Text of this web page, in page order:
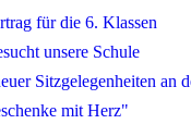
für die 6. Klassen
unsere Schule
Sitzgelegenheiten an
mit Herz"